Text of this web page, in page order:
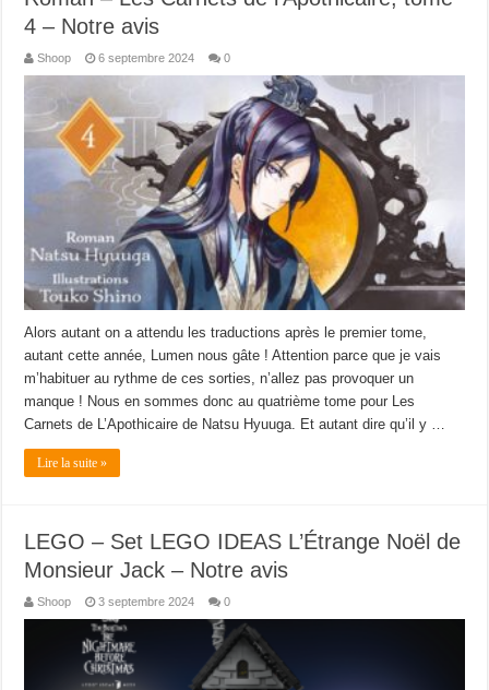
4 – Notre avis
Shoop 6 septembre 2024 0
Alors autant on a attendu les traductions après le premier tome,
autant cette année, Lumen nous gâte ! Attention parce que je vais
m’habituer au rythme de ces sorties, n’allez pas provoquer un
manque ! Nous en sommes donc au quatrième tome pour Les
Carnets de L’Apothicaire de Natsu Hyuuga. Et autant dire qu’il y …
Lire la suite »
LEGO – Set LEGO IDEAS L’Étrange Noël de
Monsieur Jack – Notre avis
Shoop 3 septembre 2024 0